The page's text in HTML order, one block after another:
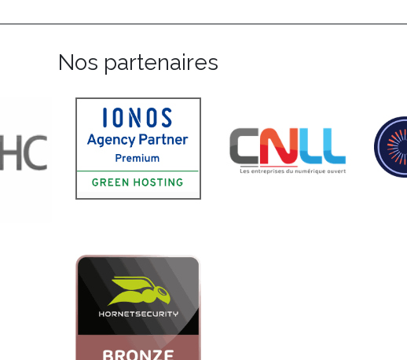
Nos partenaires